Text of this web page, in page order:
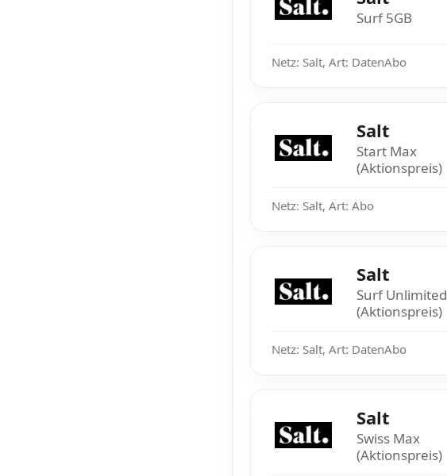
Surf 5GB
Netz: Salt, Art: DatenAbo
Salt
Start Max
(Aktionspreis)
Netz: Salt, Art: Abo
Salt
Surf Unlimited
(Aktionspreis)
Netz: Salt, Art: DatenAbo
Salt
Swiss Max
(Aktionspreis)